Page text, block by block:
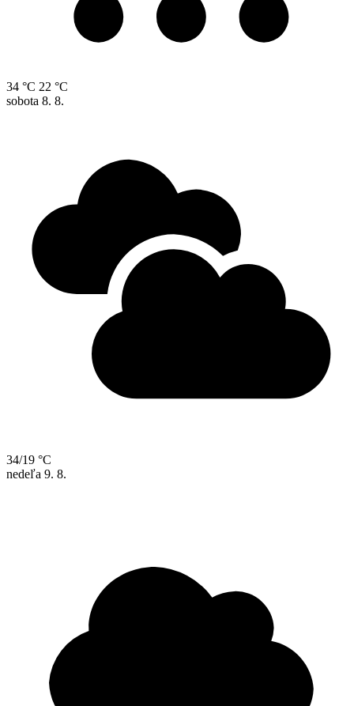
34 °C 22 °C
sobota 8. 8.
34/19 °C
nedeľa 9. 8.